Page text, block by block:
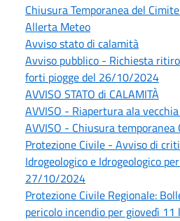
Chiusura Temporanea del
Allerta Meteo
Avviso stato di calamità
Avviso pubblico - Richiesta
forti piogge del 26/10/2024
AVVISO STATO di CALAMITÀ
AVVISO - Riapertura ala
AVVISO - Chiusura temporanea
Protezione Civile - Avviso di
Idrogeologico e Idrogeologico
27/10/2024
Protezione Civile Regionale:
pericolo incendio per giovedì